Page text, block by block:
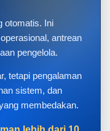
otomatis. Ini
antrean
pengelola.
tetapi pengalaman
sistem, dan
membedakan.